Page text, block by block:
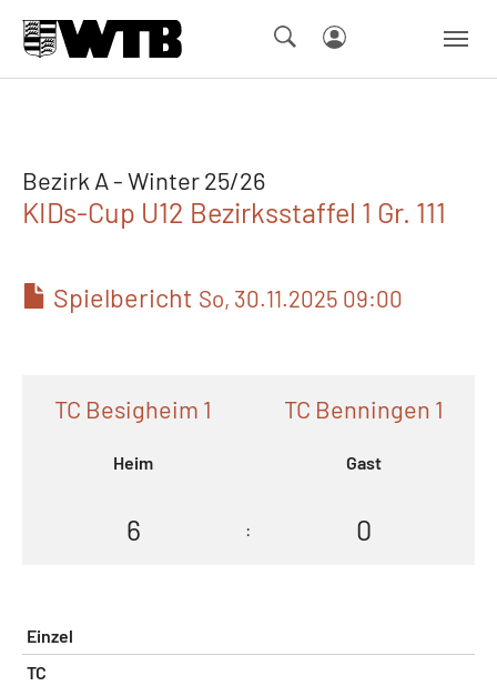
Bezirk A - Winter 25/26
KIDs-Cup U12 Bezirksstaffel 1 Gr. 111
Spielbericht So, 30.11.2025 09:00
TC Besigheim 1
Heim
TC Benningen 1
Gast
6 : 0
Einzel
TC